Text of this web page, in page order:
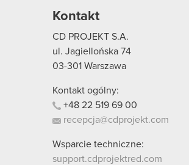
Kontakt
CD PROJEKT S.A.
ul. Jagiellońska 74
03-301 Warszawa
Kontakt ogólny:
+48 22 519 69 00
recepcja@cdprojekt.com
Wsparcie techniczne:
support.cdprojektred.com